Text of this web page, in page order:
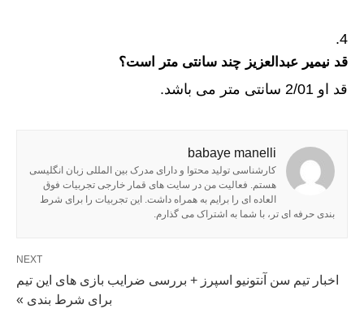
قد نیمیر عبدالعزیز چند سانتی متر است؟
قد او 2/01 سانتی متر می باشد.
babaye manelli
کارشناسی تولید محتوا و دارای مدرک بین المللی زبان انگلیسی
هستم. فعالیت من در سایت های قمار خارجی تجربیات فوق
العاده ای را برایم به همراه داشت. این تجربیات را برای شرط
بندی حرفه ای تر، با شما به اشتراک می گذارم.
NEXT
اخبار تیم سن آنتونیو اسپرز + بررسی ضرایب بازی های این تیم
برای شرط بندی »